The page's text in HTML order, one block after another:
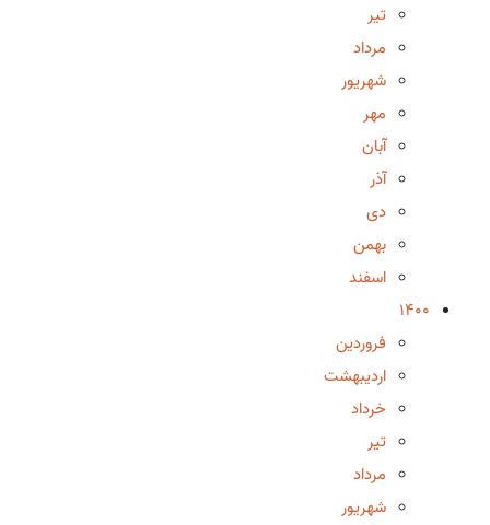
تیر
مرداد
شهریور
مهر
آبان
آذر
دی
بهمن
اسفند
1400
فروردین
اردیبهشت
خرداد
تیر
مرداد
شهریور